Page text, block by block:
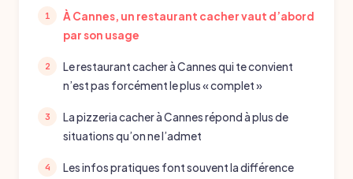
À Cannes, un restaurant cacher vaut d’abord
par son usage
Le restaurant cacher à Cannes qui te convient
n’est pas forcément le plus « complet »
La pizzeria cacher à Cannes répond à plus de
situations qu’on ne l’admet
Les infos pratiques font souvent la différence